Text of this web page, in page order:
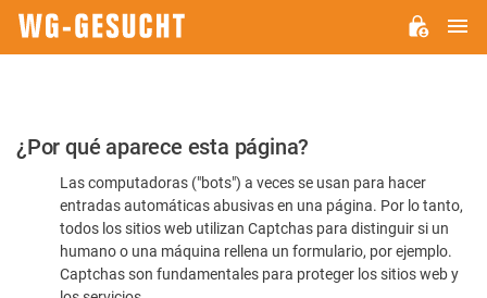
Por
favor,
confirme
humano
¿Por qué aparece esta página?
Las computadoras ("bots") a veces se usan para hacer
entradas automáticas abusivas en una página. Por lo tanto,
todos los sitios web utilizan Captchas para distinguir si un
humano o una máquina rellena un formulario, por ejemplo.
Captchas son fundamentales para proteger los sitios web y